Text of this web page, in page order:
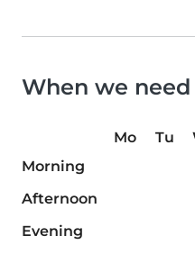
When we
Mo Tu
Morning
Afternoon
Evening